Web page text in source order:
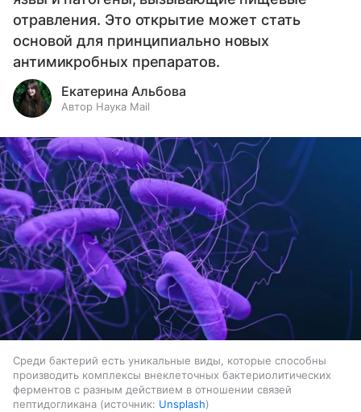
отравления. Это открытие может стать
основой для принципиально новых
антимикробных препаратов.
Екатерина Альбова
Автор Наука Mail
Среди бактерий есть уникальные виды, которые способны
производить комплексы внеклеточных бактериолитических
ферментов с разным действием в отношении связей
пептидогликана
источник: Unsplash